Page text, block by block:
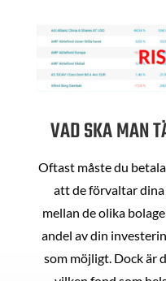
VAD SKA MAN
Oftast måste du
att de förvaltar dina
mellan de olika
andel av din
som möjligt. Dock är